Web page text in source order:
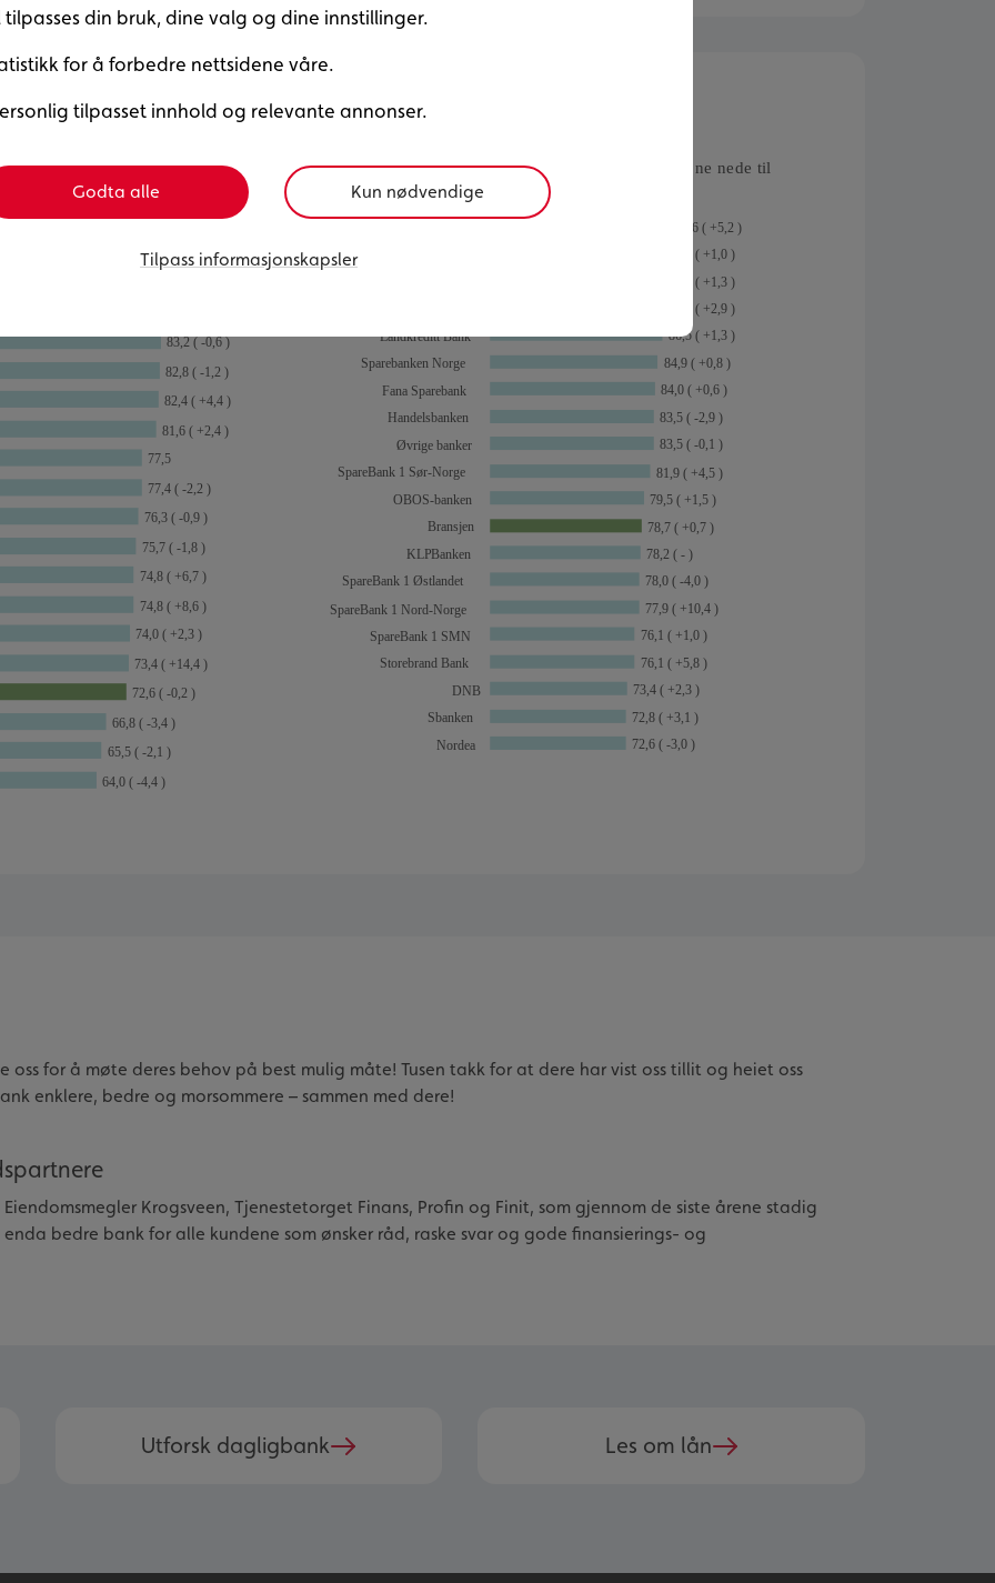
tilpasses din bruk, dine valg og dine innstillinger.
for å forbedre nettsidene våre.
tilpasset innhold og relevante annonser.
Godta alle Kun nødvendige
Tilpass informasjonskapsler
for å møte deres behov på best mulig måte! Tusen takk for at dere har vist oss tillit og heiet oss
enklere, bedre og morsommere – sammen med dere!
Krogsveen, Tjenestetorget Finans, Profin og Finit, som gjennom de siste årene stadig
bedre bank for alle kundene som ønsker råd, raske svar og gode finansierings- og
Utforsk dagligbank Les om lån